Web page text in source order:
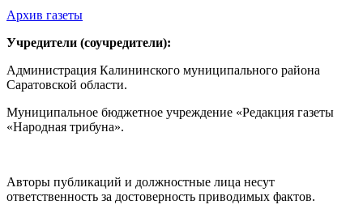
Архив газеты
Учредители (соучредители):
Администрация Калининского муниципального района
Саратовской области.
Муниципальное бюджетное учреждение «Редакция газеты
«Народная трибуна».
Авторы публикаций и должностные лица несут
ответственность за достоверность приводимых фактов.